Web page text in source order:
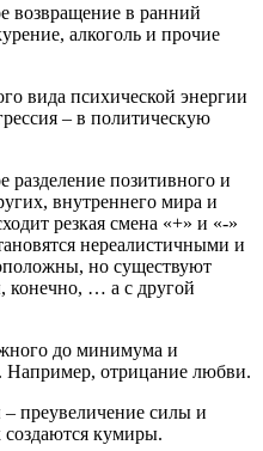
возвращение в ранний
алкоголь и прочие
вида психической энергии
– в политическую
разделение позитивного и
внутреннего мира и
резкая смена «+» и «-»
нереалистичными и
но существуют
конечно, … а с другой
до минимума и
Например, отрицание любви.
– преувеличение силы и
создаются кумиры.